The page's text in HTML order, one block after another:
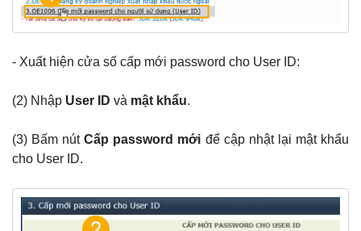
- Xuất hiện cửa số cấp mới password cho User ID:
(2) Nhập User ID và mật khẩu.
(3) Bấm nútCấp password mới để cập nhật lại mật khẩu
cho User ID.